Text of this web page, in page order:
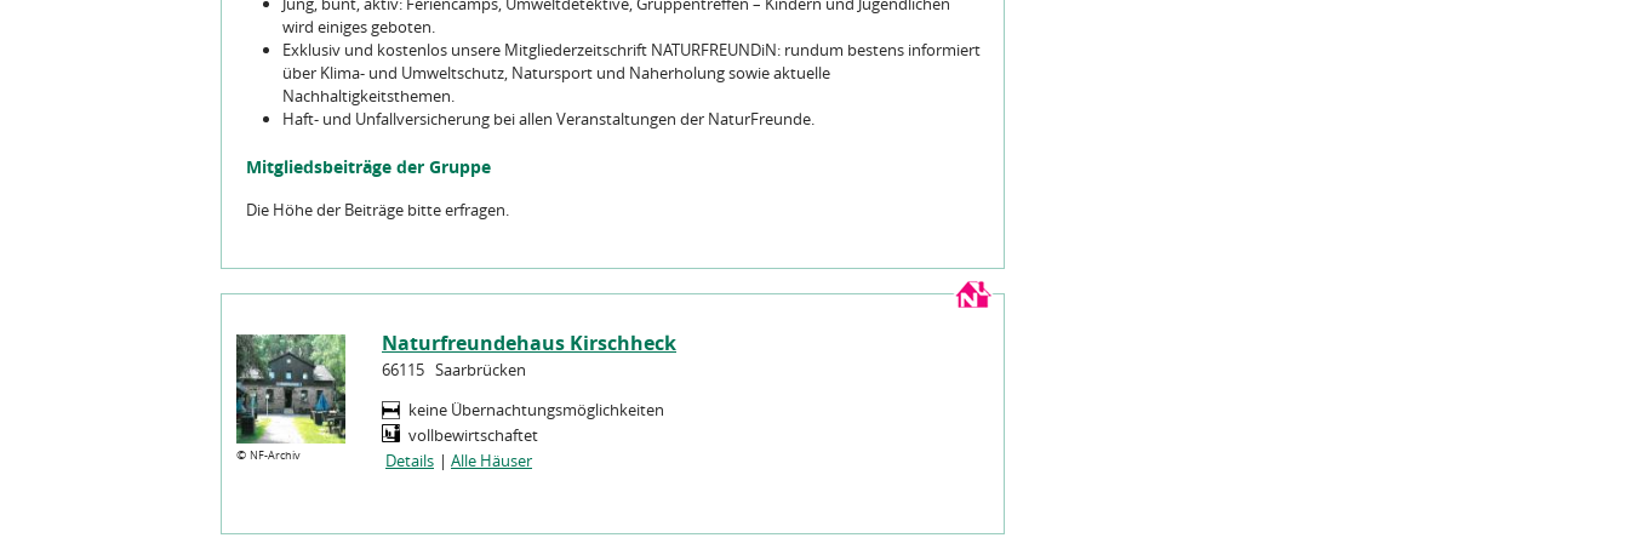
wird einiges geboten.
Exklusiv und kostenlos unsere Mitgliederzeitschrift NATURFREUNDiN: rundum bestens informiert
über Klima- und Umweltschutz, Natursport und Naherholung sowie aktuelle
Nachhaltigkeitsthemen.
Haft- und Unfallversicherung bei allen Veranstaltungen der NaturFreunde.
Mitgliedsbeiträge der Gruppe
Die Höhe der Beiträge bitte erfragen.
© NF-Archiv
Naturfreundehaus Kirschheck
66115 Saarbrücken
keine Übernachtungsmöglichkeiten
vollbewirtschaftet
Details | Alle Häuser